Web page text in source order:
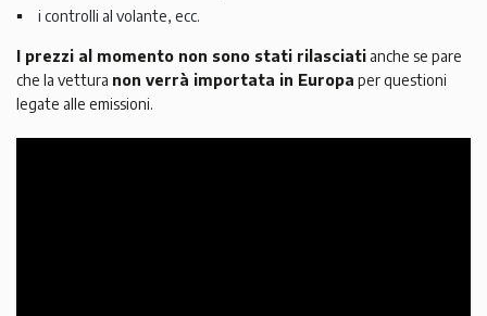
i controlli al volante, ecc.
I prezzi al momento non sono stati rilasciati anche se pare
che la vettura non verrà importata in Europa per questioni
legate alle emissioni.